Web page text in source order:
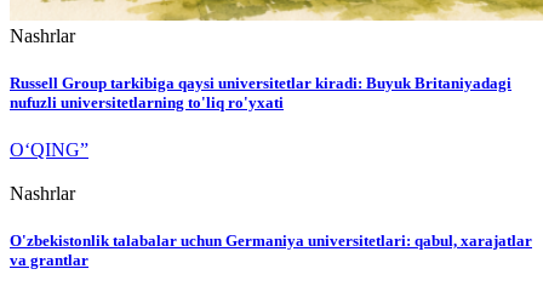
Nashrlar
Russell Group tarkibiga qaysi universitetlar kiradi: Buyuk Britaniyadagi
nufuzli universitetlarning to'liq ro'yxati
O‘QING”
Nashrlar
O'zbekistonlik talabalar uchun Germaniya universitetlari: qabul, xarajatlar
va grantlar